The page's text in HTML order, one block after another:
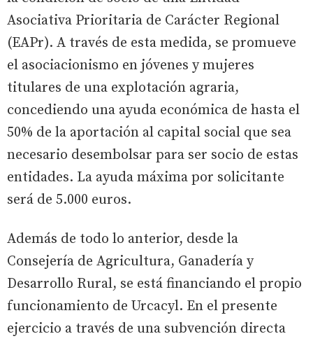
Asociativa Prioritaria de Carácter Regional
(EAPr). A través de esta medida, se promueve
el asociacionismo en jóvenes y mujeres
titulares de una explotación agraria,
concediendo una ayuda económica de hasta el
50% de la aportación al capital social que sea
necesario desembolsar para ser socio de estas
entidades. La ayuda máxima por solicitante
será de 5.000 euros.
Además de todo lo anterior, desde la
Consejería de Agricultura, Ganadería y
Desarrollo Rural, se está financiando el propio
funcionamiento de Urcacyl. En el presente
ejercicio a través de una subvención directa